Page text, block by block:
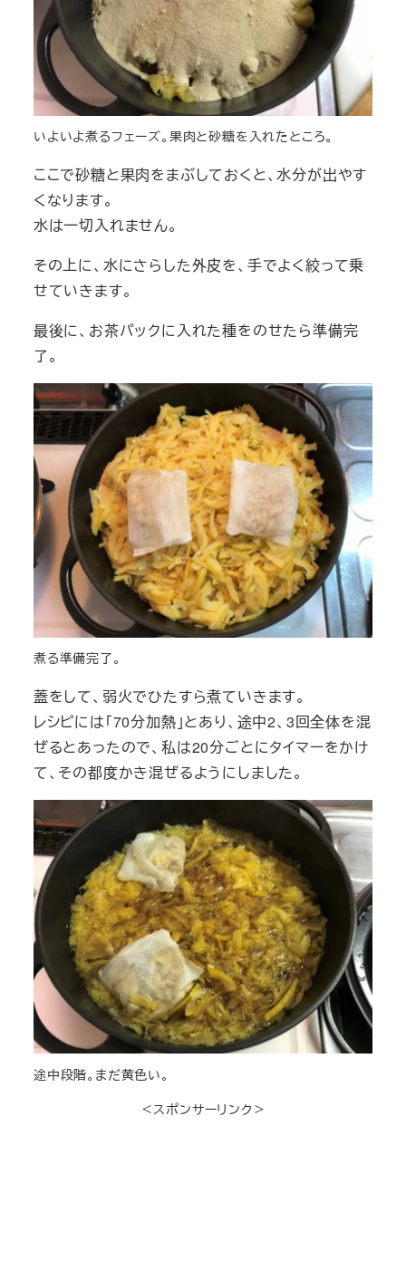
いよいよ煮るフェーズ。果肉と砂糖を入れたところ。
ここで砂糖と果肉をまぶしておくと、水分が出やす
くなります。
水は一切入れません。
その上に、水にさらした外皮を、手でよく絞って乗
せていきます。
最後に、お茶パックに入れた種をのせたら準備完
了。
煮る準備完了。
蓋をして、弱火でひたすら煮ていきます。
レシピには「70分加熱」とあり、途中2、3回全体を混
ぜるとあったので、私は20分ごとにタイマーをかけ
て、その都度かき混ぜるようにしました。
途中段階。まだ黄色い。
＜スポンサーリンク＞